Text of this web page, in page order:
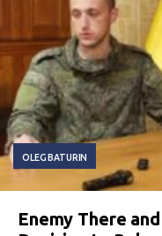
OLEG BATURIN
Enemy There